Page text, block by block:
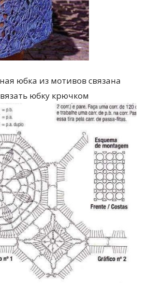
юбка из мотивов связана
юбку крючком